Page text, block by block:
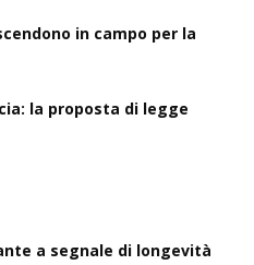
in campo per la
la proposta di legge
a segnale di longevità